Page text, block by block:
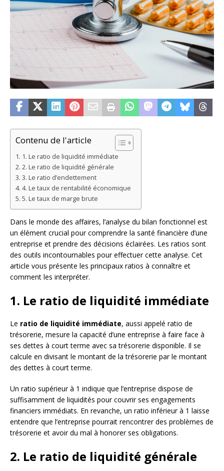
Contenu de l'article
1. Le ratio de liquidité immédiate
2. Le ratio de liquidité générale
3. Le ratio d’endettement
4. Le taux de rentabilité économique
5. Le taux de marge brute
Dans le monde des affaires, l’analyse du bilan fonctionnel est
un élément crucial pour comprendre la santé financière d’une
entreprise et prendre des décisions éclairées. Les ratios sont
des outils incontournables pour effectuer cette analyse. Cet
article vous présente les principaux ratios à connaître et
comment les interpréter.
1. Le ratio de liquidité immédiate
Le ratio de liquidité immédiate, aussi appelé ratio de
trésorerie, mesure la capacité d’une entreprise à faire face à
ses dettes à court terme avec sa trésorerie disponible. Il se
calcule en divisant le montant de la trésorerie par le montant
des dettes à court terme.
Un ratio supérieur à 1 indique que l’entreprise dispose de
suffisamment de liquidités pour couvrir ses engagements
financiers immédiats. En revanche, un ratio inférieur à 1 laisse
entendre que l’entreprise pourrait rencontrer des problèmes de
trésorerie et avoir du mal à honorer ses obligations.
2. Le ratio de liquidité générale